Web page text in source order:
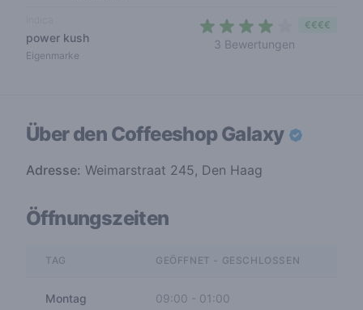
power kush
Eigenmarke
3 Bewertungen
€€€€
Über den CoffeeshopGalaxy
Adresse: Weimarstraat 245, Den Haag
Öffnungszeiten
TAG GEÖFFNET - GESCHLOSSEN
Montag 09:00 - 01:00